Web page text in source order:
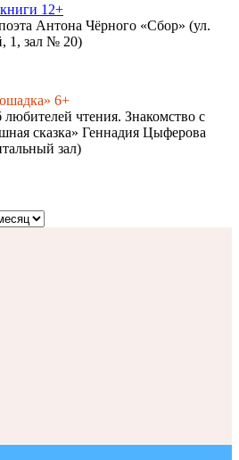
12+
Антона Чёрного «Сбор» (ул.
1, зал № 20)
6+
чтения. Знакомство с
сказка» Геннадия Цыферова
зал)